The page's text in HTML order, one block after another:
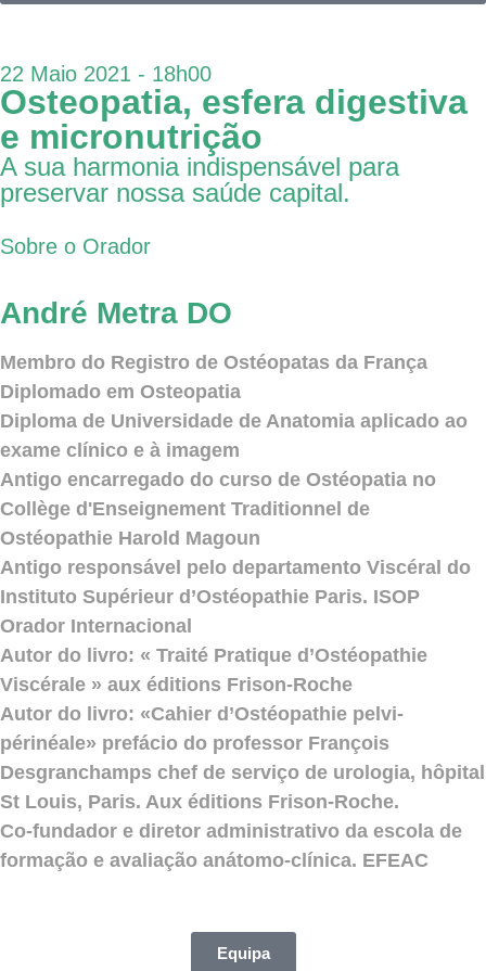
22 Maio 2021 - 18h00
Osteopatia, esfera digestiva
e micronutrição
A sua harmonia indispensável para
preservar nossa saúde capital.
Sobre o Orador
André Metra DO
Membro do Registro de Ostéopatas da França
Diplomado em Osteopatia
Diploma de Universidade de Anatomia aplicado ao
exame clínico e à imagem
Antigo encarregado do curso de Ostéopatia no
Collège d'Enseignement Traditionnel de
Ostéopathie Harold Magoun
Antigo responsável pelo departamento Viscéral do
Instituto Supérieur d’Ostéopathie Paris. ISOP
Orador Internacional
Autor do livro: « Traité Pratique d’Ostéopathie
Viscérale » aux éditions Frison-Roche
Autor do livro: «Cahier d’Ostéopathie pelvi-
périnéale» prefácio do professor François
Desgranchamps chef de serviço de urologia, hôpital
St Louis, Paris. Aux éditions Frison-Roche.
Co-fundador e diretor administrativo da escola de
formação e avaliação anátomo-clínica. EFEAC
Equipa